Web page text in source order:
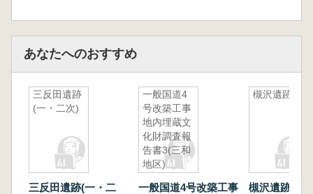
あなたへのおすすめ
三反田遺跡
(一・二次)
三反田遺跡(一・二
一般国道4
号改築工事
地内埋蔵文
化財調査報
告書3(三和
地区)
一般国道4号改築工事
槻沢遺跡3
槻沢遺跡3